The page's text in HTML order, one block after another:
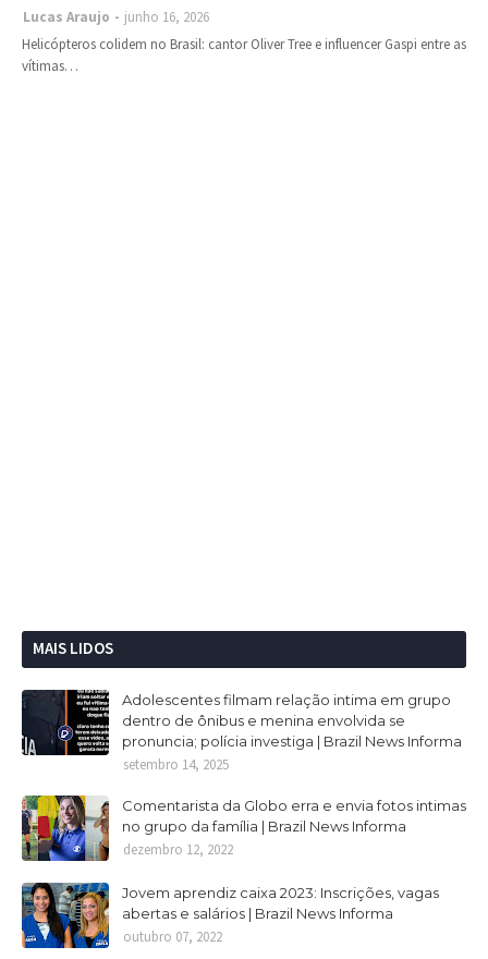
Lucas Araujo
junho 16, 2026
Helicópteros colidem no Brasil: cantor Oliver Tree e influencer Gaspi entre as
vítimas…
MAIS LIDOS
Adolescentes filmam relação intima em grupo
dentro de ônibus e menina envolvida se
pronuncia; polícia investiga | Brazil News Informa
setembro 14, 2025
Comentarista da Globo erra e envia fotos intimas
no grupo da família | Brazil News Informa
dezembro 12, 2022
Jovem aprendiz caixa 2023: Inscrições, vagas
abertas e salários | Brazil News Informa
outubro 07, 2022